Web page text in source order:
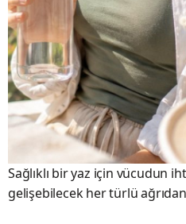
Sağlıklı bir yaz için vücudun
gelişebilecek her türlü